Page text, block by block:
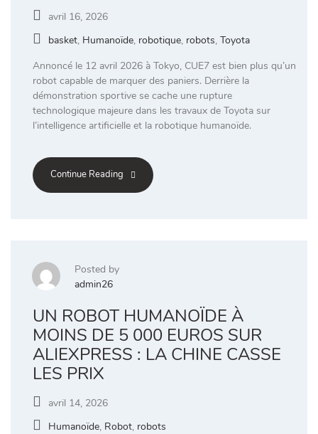
avril 16, 2026
basket, Humanoïde, robotique, robots, Toyota
Annoncé le 12 avril 2026 à Tokyo, CUE7 est bien plus qu’un
robot capable de marquer des paniers. Derrière la
démonstration sportive se cache une rupture
technologique majeure dans les travaux de Toyota sur
l’intelligence artificielle et la robotique humanoïde.
Continue Reading
Posted by
admin26
UN ROBOT HUMANOÏDE À
MOINS DE 5 000 EUROS SUR
ALIEXPRESS : LA CHINE CASSE
LES PRIX
avril 14, 2026
Humanoïde, Robot, robots